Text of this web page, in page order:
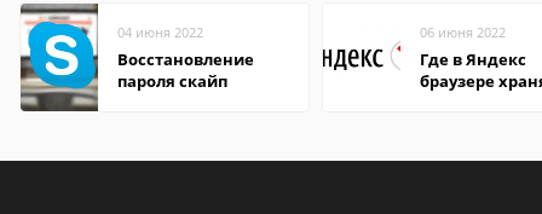
04 июня 2022
Восстановление
пароля скайп
06 июня 2022
Где в Яндекс
браузере